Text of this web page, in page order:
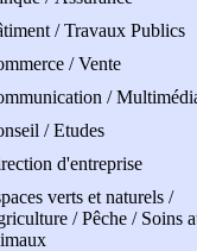
/ Travaux Publics
/ Vente
/
/ Etudes
d'entreprise
verts et naturels /
/ Pêche / Soins